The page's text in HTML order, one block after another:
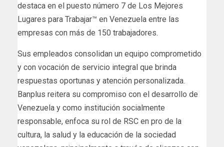
destaca en el puesto número 7 de Los Mejores
Lugares para Trabajar™ en Venezuela entre las
empresas con más de 150 trabajadores.
Sus empleados consolidan un equipo comprometido
y con vocación de servicio integral que brinda
respuestas oportunas y atención personalizada.
Banplus reitera su compromiso con el desarrollo de
Venezuela y como institución socialmente
responsable, enfoca su rol de RSC en pro de la
cultura, la salud y la educación de la sociedad